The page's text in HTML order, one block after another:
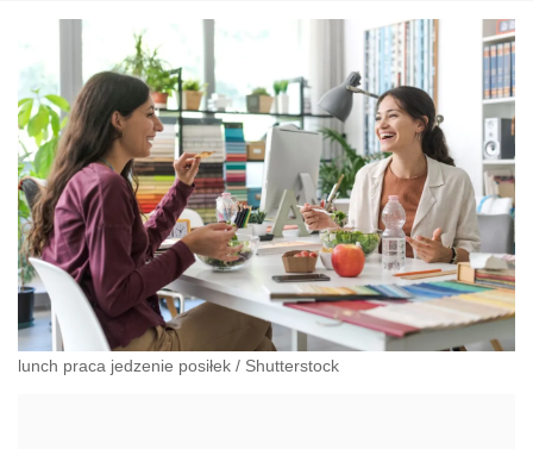
lunch praca jedzenie posiłek / Shutterstock